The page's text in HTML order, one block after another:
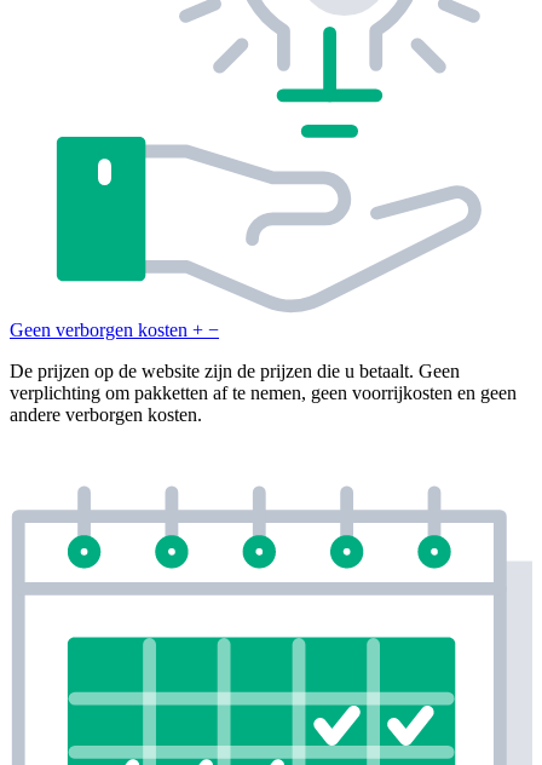
Geen verborgen kosten + −
De prijzen op de website zijn de prijzen die u betaalt. Geen
verplichting om pakketten af te nemen, geen voorrijkosten en geen
andere verborgen kosten.